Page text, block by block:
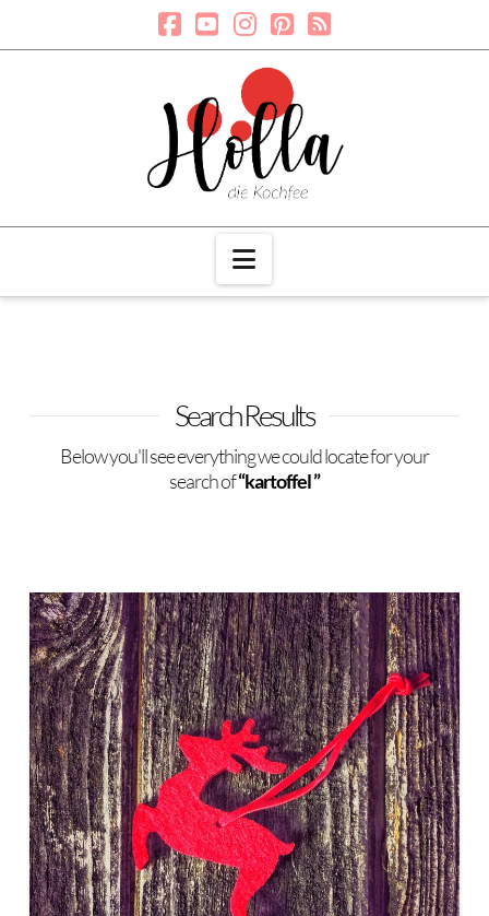
Navigation
Search Results
Below you'll see everything we could locate for your
search of“kartoffel ”